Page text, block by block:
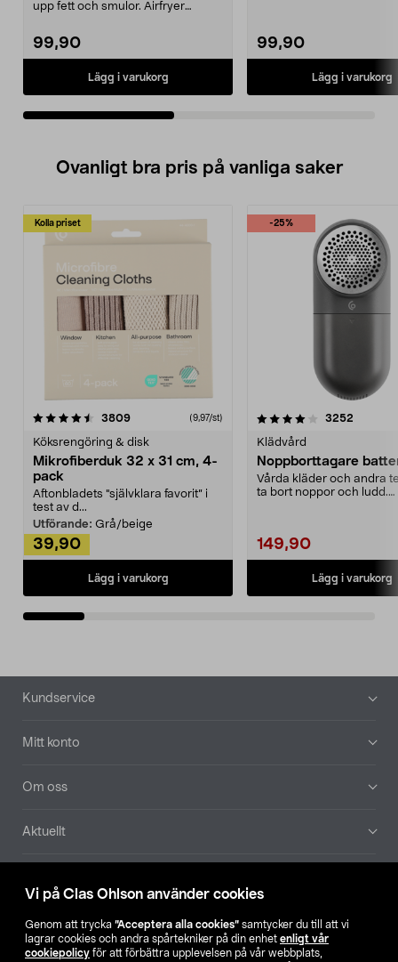
Vi på Clas Ohlson använder cookies
Genom att trycka ”Acceptera alla cookies” samtycker du till att vi
lagrar cookies och andra spårtekniker på din enhet enligt vår
cookiepolicy för att förbättra upplevelsen på vår webbplats,
upp fett och smulor. Airfryer
99,90
Lägg i varukorg
99,90
Lägg i varukorg
Ovanligt bra pris på vanliga saker
Kolla priset
3809recensioner (9,97/st)
Köksrengöring & disk
Mikrofiberduk 32 x 31 cm, 4-
pack
Aftonbladets "självklara favorit” i
test av d...
Utförande: Grå/beige
39,90
Lägg i varukorg
-25%
4.0av 5 stjärnor 3252
Klädvård
Noppborttagare
Vårda kläder och andra
ta bort noppor och ludd.
149,90
Lägg i varukorg
4.5av 5 stjärnor
Sidfot
Kundservice
Mitt konto
Om oss
Aktuellt
Hitta butik